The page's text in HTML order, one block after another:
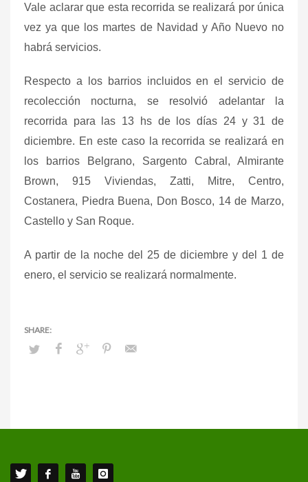
Vale aclarar que esta recorrida se realizará por única
vez ya que los martes de Navidad y Año Nuevo no
habrá servicios.
Respecto a los barrios incluidos en el servicio de
recolección nocturna, se resolvió adelantar la
recorrida para las 13 hs de los días 24 y 31 de
diciembre. En este caso la recorrida se realizará en
los barrios Belgrano, Sargento Cabral, Almirante
Brown, 915 Viviendas, Zatti, Mitre, Centro,
Costanera, Piedra Buena, Don Bosco, 14 de Marzo,
Castello y San Roque.
A partir de la noche del 25 de diciembre y del 1 de
enero, el servicio se realizará normalmente.